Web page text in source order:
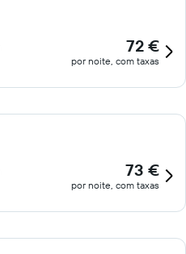
72 €
por noite, com taxas
73 €
por noite, com taxas